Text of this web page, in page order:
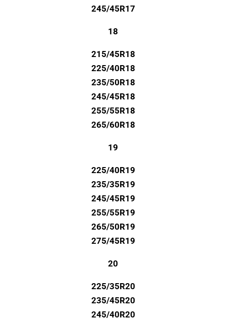
245/45R17
18
215/45R18
225/40R18
235/50R18
245/45R18
255/55R18
265/60R18
19
225/40R19
235/35R19
245/45R19
255/55R19
265/50R19
275/45R19
20
225/35R20
235/45R20
245/40R20